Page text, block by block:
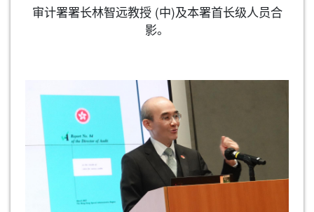
审计署署长林智远教授 (中)及本署首长级人员合
影。